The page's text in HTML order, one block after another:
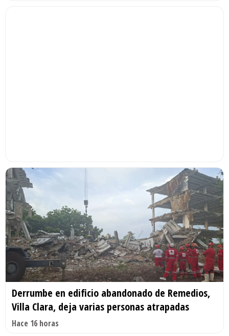
Derrumbe en edificio abandonado de Remedios,
Villa Clara, deja varias personas atrapadas
Hace 16 horas